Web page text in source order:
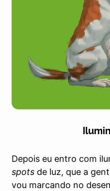
Depois eu entro com
spots de luz, que a
vou marcando no